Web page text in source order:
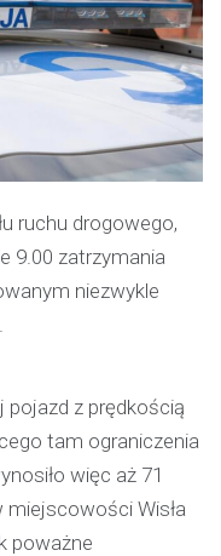
ruchu drogowego,
9.00 zatrzymania
niezwykle
pojazd z prędkością
tam ograniczenia
więc aż 71
Wisła
poważne